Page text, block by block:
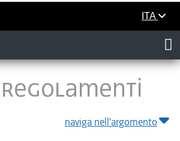
ITA
naviga nell'argomento